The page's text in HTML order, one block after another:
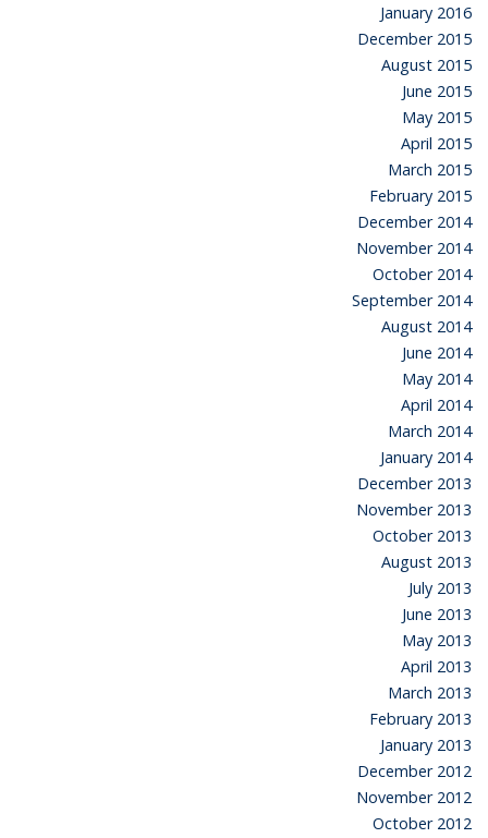
January 2016
December 2015
August 2015
June 2015
May 2015
April 2015
March 2015
February 2015
December 2014
November 2014
October 2014
September 2014
August 2014
June 2014
May 2014
April 2014
March 2014
January 2014
December 2013
November 2013
October 2013
August 2013
July 2013
June 2013
May 2013
April 2013
March 2013
February 2013
January 2013
December 2012
November 2012
October 2012